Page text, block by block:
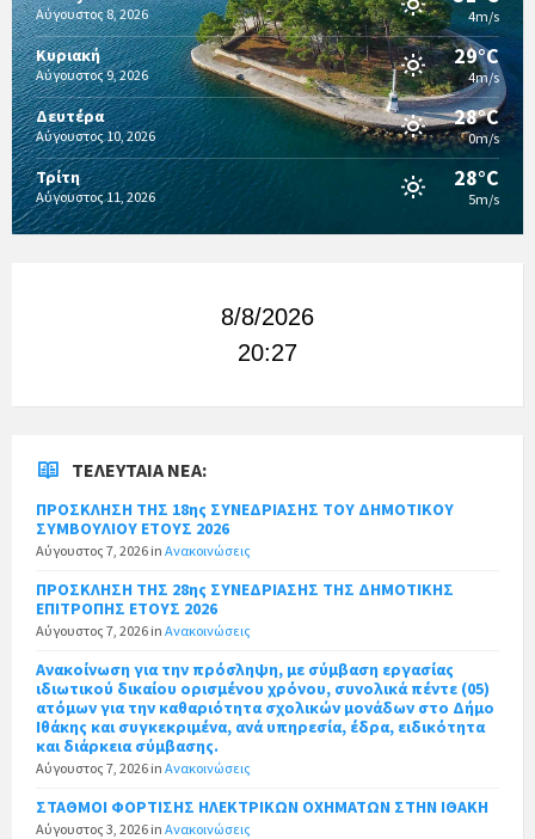
Αύγουστος 8, 2026 4m/s
Κυριακή
Αύγουστος 9, 2026
29°C
4m/s
Δευτέρα
Αύγουστος 10, 2026
28°C
0m/s
Τρίτη
Αύγουστος 11, 2026
28°C
5m/s
8/8/2026
20:27
ΤΕΛΕΥΤΑΊΑ ΝΈΑ:
ΠΡΟΣΚΛΗΣΗ ΤΗΣ 18ης ΣΥΝΕΔΡΙΑΣΗΣ ΤΟΥ ΔΗΜΟΤΙΚΟΥ
ΣΥΜΒΟΥΛΙΟΥ ΕΤΟΥΣ 2026
Αύγουστος 7, 2026 in Ανακοινώσεις
ΠΡΟΣΚΛΗΣΗ ΤΗΣ 28ης ΣΥΝΕΔΡΙΑΣΗΣ ΤΗΣ ΔΗΜΟΤΙΚΗΣ
ΕΠΙΤΡΟΠΗΣ ΕΤΟΥΣ 2026
Αύγουστος 7, 2026 in Ανακοινώσεις
Ανακοίνωση για την πρόσληψη, με σύμβαση εργασίας
ιδιωτικού δικαίου ορισμένου χρόνου, συνολικά πέντε (05)
ατόμων για την καθαριότητα σχολικών μονάδων στο Δήμο
Ιθάκης και συγκεκριμένα, ανά υπηρεσία, έδρα, ειδικότητα
και διάρκεια σύμβασης.
Αύγουστος 7, 2026 in Ανακοινώσεις
ΣΤΑΘΜΟΙ ΦΟΡΤΙΣΗΣ ΗΛΕΚΤΡΙΚΩΝ ΟΧΗΜΑΤΩΝ ΣΤΗΝ ΙΘΑΚΗ
Αύγουστος 3, 2026 in Ανακοινώσεις